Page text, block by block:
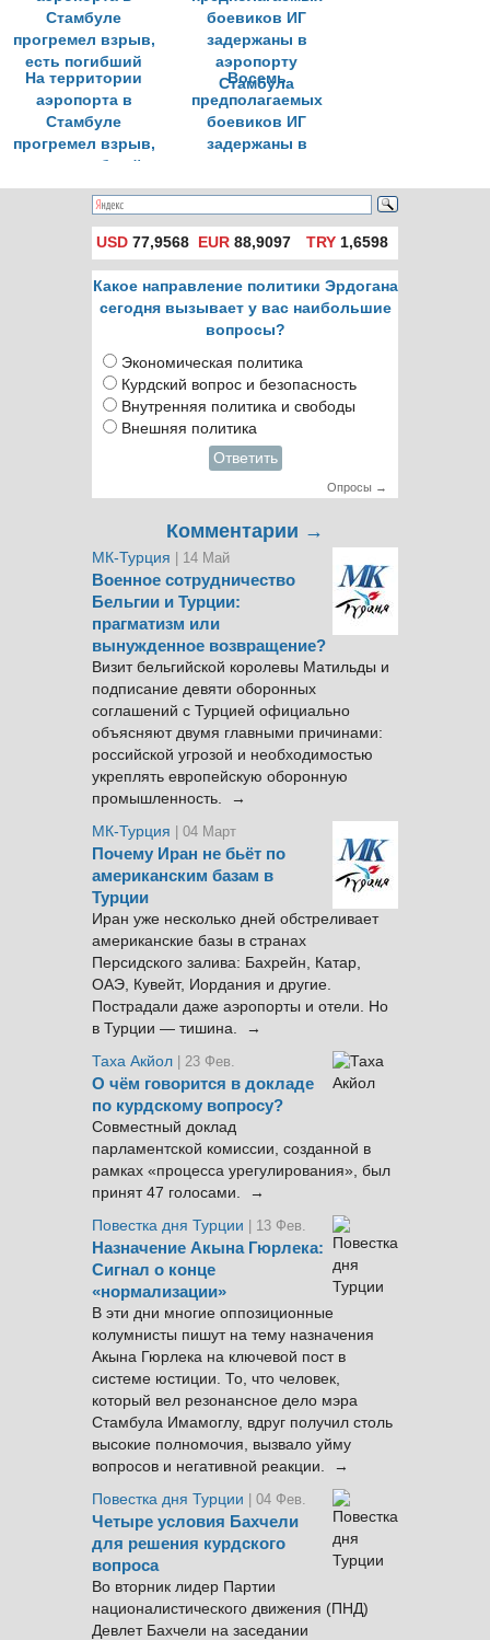
На территории
аэропорта в
Стамбуле
прогремел взрыв,
есть погибший
Восемь
предполагаемых
боевиков ИГ
задержаны в
Стамбула
USD 77,9568 EUR 88,9097 TRY1,6598
Какое направление политики Эрдогана
сегодня вызывает у вас наибольшие
вопросы?
Экономическая политика
Курдский вопрос и безопасность
Внутренняя политика и свободы
Внешняя политика
Ответить
Опросы →
Комментарии →
МК-Турция | 14 Май
Военное сотрудничество
Бельгии и Турции:
прагматизм или
вынужденное возвращение?
Визит бельгийской королевы Матильды и
подписание девяти оборонных
соглашений с Турцией официально
объясняют двумя главными причинами:
российской угрозой и необходимостью
укреплять европейскую оборонную
промышленность. →
МК-Турция
| 04 Март
Почему Иран не бьёт по
американским базам в
Турции
Иран уже несколько дней обстреливает
американские базы в странах
Персидского залива: Бахрейн, Катар,
ОАЭ, Кувейт, Иордания и другие.
Пострадали даже аэропорты и отели. Но
в Турции — тишина. →
Таха Акйол | 23 Фев.
О чём говорится в докладе
по курдскому вопросу?
Совместный доклад
парламентской комиссии, созданной в
рамках «процесса урегулирования», был
принят 47 голосами. →
Повестка дня Турции
| 13 Фев.
Назначение Акына Гюрлека:
Сигнал о конце
«нормализации»
В эти дни многие оппозиционные
колумнисты пишут на тему назначения
Акына Гюрлека на ключевой пост в
системе юстиции. То, что человек,
который вел резонансное дело мэра
Стамбула Имамоглу, вдруг получил столь
высокие полномочия, вызвало уйму
вопросов и негативной реакции. →
Повестка дня Турции
| 04 Фев.
Четыре условия Бахчели
для решения курдского
вопроса
Во вторник лидер Партии
националистического движения (ПНД)
Девлет Бахчели на заседании